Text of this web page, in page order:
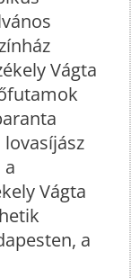
Vágta
Vágta
a